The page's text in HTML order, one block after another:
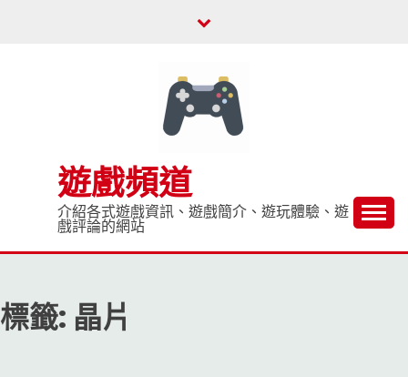
遊戲頻道
介紹各式遊戲資訊、遊戲簡介、遊玩體驗、遊
戲評論的網站
標籤: 晶片